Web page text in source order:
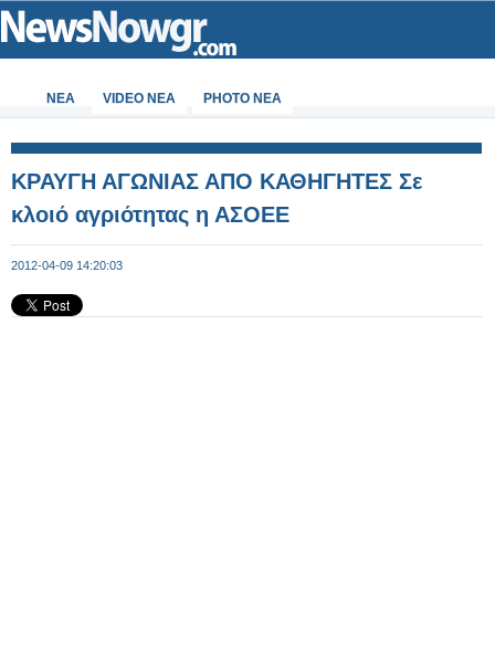
ΝΕΑ VIDEO NEA PHOTO NEA
ΚΡΑΥΓΗ ΑΓΩΝΙΑΣ ΑΠΟ ΚΑΘΗΓΗΤΕΣ Σε
κλοιό αγριότητας η ΑΣΟΕΕ
2012-04-09 14:20:03